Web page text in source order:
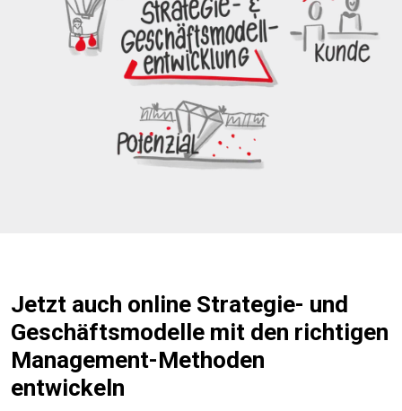
Jetzt auch online Strategie- und
Geschäftsmodelle mit den richtigen
Management-Methoden
entwickeln